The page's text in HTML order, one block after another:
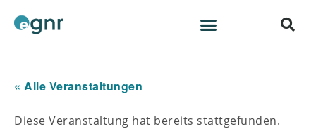
« Alle Veranstaltungen
Diese Veranstaltung hat bereits stattgefunden.